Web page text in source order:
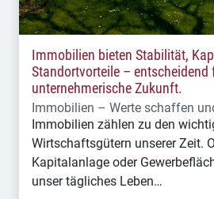
Immobilien bieten Stabilität,
Standortvorteile – entscheidend
unternehmerische Zukunft.
Immobilien – Werte schaffen
Immobilien zählen zu den
Wirtschaftsgütern unserer Zeit.
Kapitalanlage oder
unser tägliches Leben…